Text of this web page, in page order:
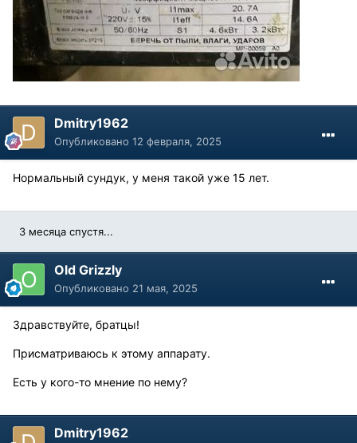
Dmitry1962
Опубликовано 12 февраля, 2025
Нормальный сундук, у меня такой уже 15 лет.
3 месяца спустя...
Old Grizzly
Опубликовано 21 мая, 2025
Здравствуйте, братцы!
Присматриваюсь к этому аппарату.
Есть у кого-то мнение по нему?
Dmitry1962